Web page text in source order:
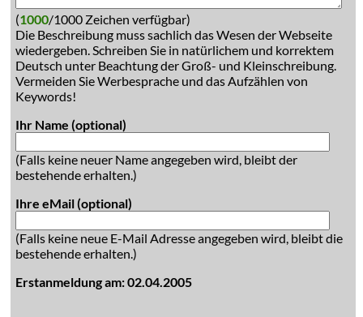
(1000/1000 Zeichen verfügbar)
Die Beschreibung muss sachlich das Wesen der Webseite
wiedergeben. Schreiben Sie in natürlichem und korrektem
Deutsch unter Beachtung der Groß- und Kleinschreibung.
Vermeiden Sie Werbesprache und das Aufzählen von
Keywords!
Ihr Name (optional)
(Falls keine neuer Name angegeben wird, bleibt der
bestehende erhalten.)
Ihre eMail (optional)
(Falls keine neue E-Mail Adresse angegeben wird, bleibt die
bestehende erhalten.)
Erstanmeldung am: 02.04.2005